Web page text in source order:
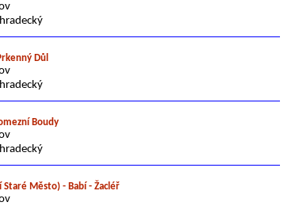
Důl
Boudy
Město) - Babí - Žacléř